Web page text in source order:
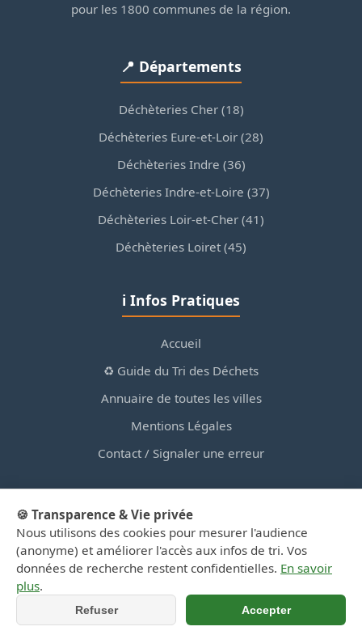
pour les 1800 communes de la région.
📍 Départements
Déchèteries Cher (18)
Déchèteries Eure-et-Loir (28)
Déchèteries Indre (36)
Déchèteries Indre-et-Loire (37)
Déchèteries Loir-et-Cher (41)
Déchèteries Loiret (45)
ℹ️ Infos Pratiques
Accueil
♻️ Guide du Tri des Déchets
Annuaire de toutes les villes
Mentions Légales
Contact / Signaler une erreur
© 2026 PortailDesDechetsEnRegionCentre.fr — Site
d'information privé, non affilié aux collectivités.
🍪 Transparence & Vie privée
Nous utilisons des cookies pour mesurer l'audience
(anonyme) et améliorer l'accès aux infos de tri. Vos
données de recherche restent confidentielles. En savoir
plus.
Refuser Accepter
📍 Y aller (GPS)